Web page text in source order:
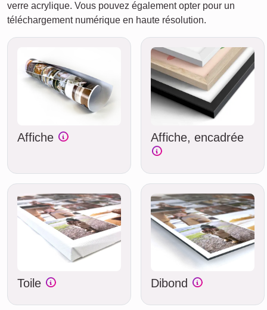
verre acrylique. Vous pouvez également opter pour un
téléchargement numérique en haute résolution.
Affiche Affiche, encadrée
Toile Dibond